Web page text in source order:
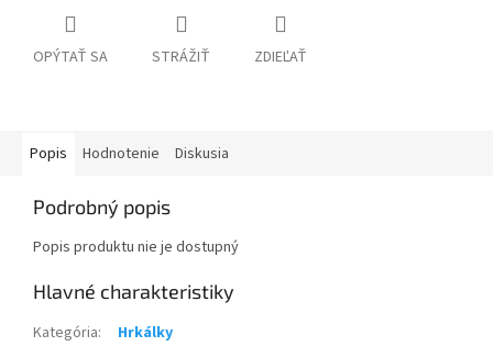
OPÝTAŤ SA STRÁŽIŤ ZDIEĽAŤ
Popis Hodnotenie Diskusia
Podrobný popis
Popis produktu nie je dostupný
Kategória:
Hrkálky